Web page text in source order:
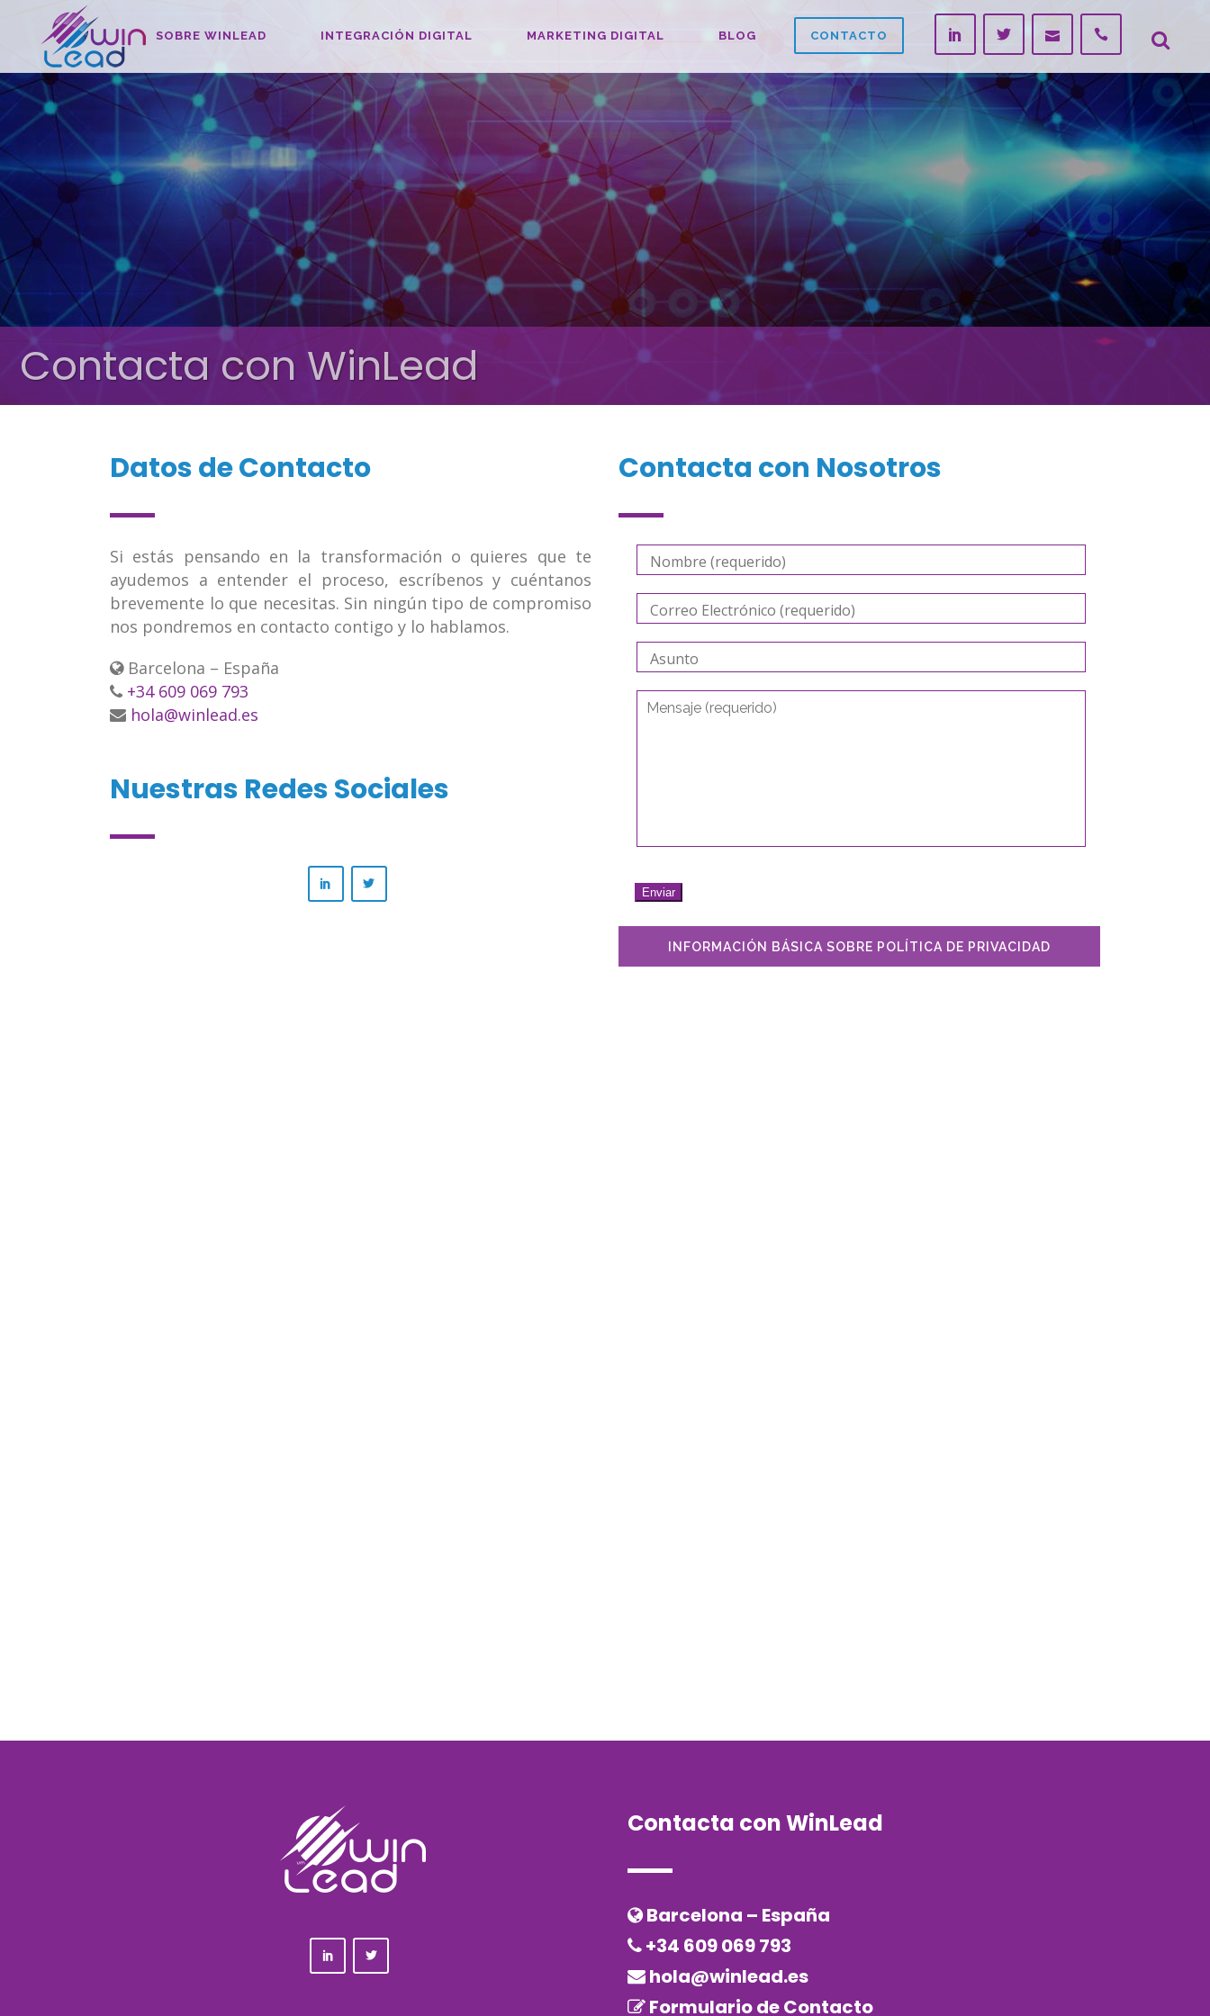
SOBRE WINLEAD INTEGRACIÓN DIGITAL MARKETING DIGITAL BLOG CONTACTO
Contacta con WinLead
Datos de Contacto
Si estás pensando en la transformación o quieres que te
ayudemos a entender el proceso, escríbenos y cuéntanos
brevemente lo que necesitas. Sin ningún tipo de compromiso
nos pondremos en contacto contigo y lo hablamos.
Barcelona – España
+34 609 069 793
hola@winlead.es
Nuestras Redes Sociales
Contacta con Nosotros
Enviar
INFORMACIÓN BÁSICA SOBRE POLÍTICA DE PRIVACIDAD
Contacta con WinLead
Barcelona – España
+34 609 069 793
hola@winlead.es
Formulario de Contacto